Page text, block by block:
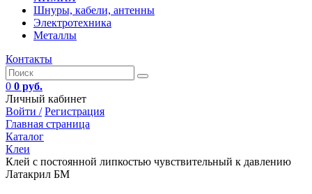
Шнуры, кабели, антенны
Электротехника
Металлы
Контакты
0 0 руб.
Личный кабинет
Войти / Регистрация
Главная страница
Каталог
Клеи
Клей с постоянной липкостью чувствительный к давлению
Латакрил БМ